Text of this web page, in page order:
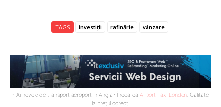
TAGS investiții rafinărie vânzare
- Ai nevoie de transport aeroport in Anglia? Încearcă Airport Taxi London. Calitate
la prețul corect.